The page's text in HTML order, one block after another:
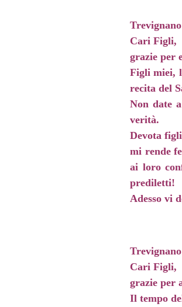
Cari Figli,
grazie per
Figli miei,
recita del
Non date
verità.
Devota
mi rende
ai loro
prediletti!
Adesso vi
Cari Figli,
grazie per
Il tempo